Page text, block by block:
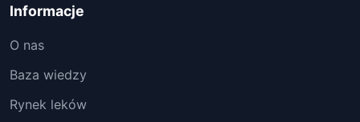
Informacje
O nas
Baza wiedzy
Rynek leków